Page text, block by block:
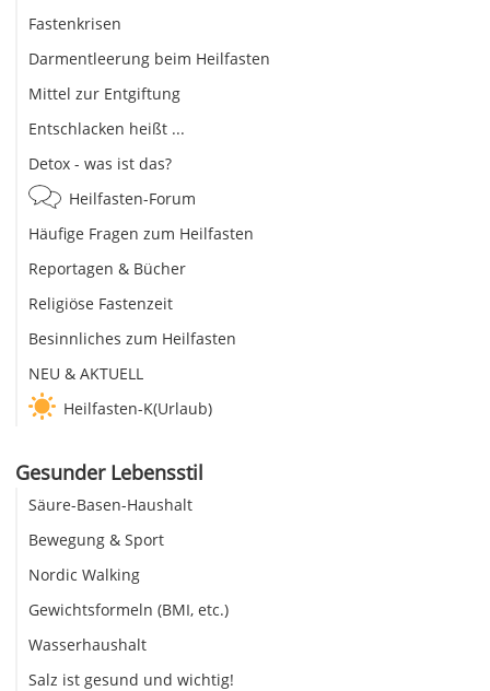
Fastenkrisen
Darmentleerung beim Heilfasten
Mittel zur Entgiftung
Entschlacken heißt ...
Detox - was ist das?
Heilfasten-Forum
Häufige Fragen zum Heilfasten
Reportagen & Bücher
Religiöse Fastenzeit
Besinnliches zum Heilfasten
NEU & AKTUELL
Heilfasten-K(Urlaub)
Gesunder Lebensstil
Säure-Basen-Haushalt
Bewegung & Sport
Nordic Walking
Gewichtsformeln (BMI, etc.)
Wasserhaushalt
Salz ist gesund und wichtig!